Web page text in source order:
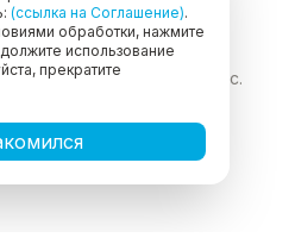
ОГРНИП
Иглинский район, с.
Мустая Карима, д.6
(ссылка на Соглашение).
обработки, нажмите
использование
прекратите